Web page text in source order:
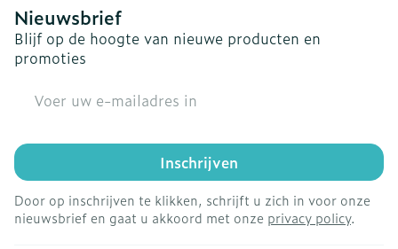
Nieuwsbrief
Blijf op de hoogte van nieuwe producten en
promoties
Inschrijven
Door op inschrijven te klikken, schrijft u zich in voor onze
nieuwsbrief en gaat u akkoord met onze privacy policy.